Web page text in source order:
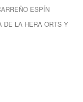
ESPÍN
DE LA HERA ORTS Y